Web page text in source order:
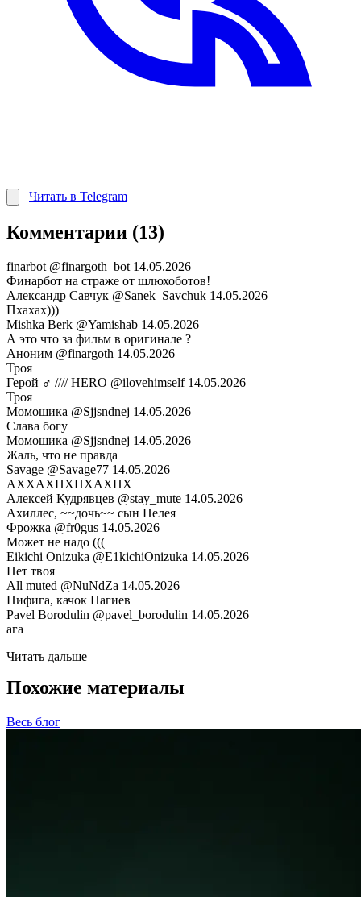
Читать в Telegram
Комментарии (13)
finarbot @finargoth_bot 14.05.2026
Финарбот на страже от шлюхоботов!
Александр Савчук @Sanek_Savchuk 14.05.2026
Пхахах)))
Mishka Berk @Yamishab 14.05.2026
А это что за фильм в оригинале ?
Аноним @finargoth 14.05.2026
Троя
Герой ♂ //// HERO @ilovehimself 14.05.2026
Троя
Момошика @Sjjsndnej 14.05.2026
Слава богу
Момошика @Sjjsndnej 14.05.2026
Жаль, что не правда
Savage @Savage77 14.05.2026
АХХАХПХПХАХПХ
Алексей Кудрявцев @stay_mute 14.05.2026
Ахиллес, ~~дочь~~ сын Пелея
Фрожка @fr0gus 14.05.2026
Может не надо (((
Eikichi Onizuka @E1kichiOnizuka 14.05.2026
Нет твоя
All muted @NuNdZa 14.05.2026
Нифига, качок Нагиев
Pavel Borodulin @pavel_borodulin 14.05.2026
ага
Читать дальше
Похожие материалы
Весь блог